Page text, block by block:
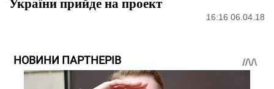
16:16 06.04.18
НОВИНИ ПАРТНЕРІВ